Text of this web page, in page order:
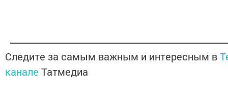
Следите за самым важным и интересным в
канале Татмедиа